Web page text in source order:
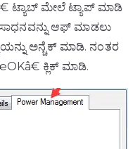
ಟ್ಯಾಬ್ ಮೇಲೆ ಟ್ಯಾಪ್ ಮಾಡಿ
ಆಫ್ ಮಾಡಲು
ಅನ್ಚೆಕ್ ಮಾಡಿ. ನಂತರ
ಕ್ಲಿಕ್ ಮಾಡಿ.